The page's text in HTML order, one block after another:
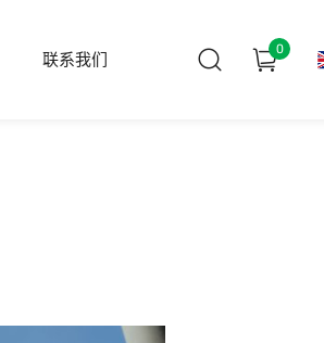
联系我们 0